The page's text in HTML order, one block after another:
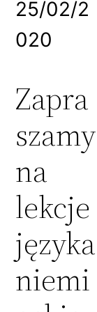
25/02/2
020
Zapra
szamy
na
lekcje
języka
niemi